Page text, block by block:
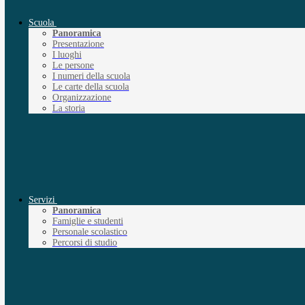
Scuola
Panoramica
Presentazione
I luoghi
Le persone
I numeri della scuola
Le carte della scuola
Organizzazione
La storia
Servizi
Panoramica
Famiglie e studenti
Personale scolastico
Percorsi di studio